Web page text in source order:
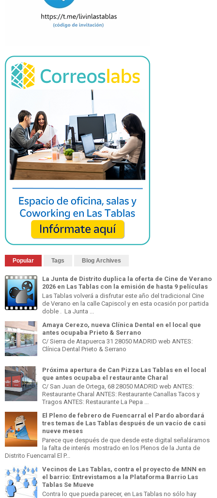
Popular Tags Blog Archives
La Junta de Distrito duplica la oferta de Cine de Verano
2026 en Las Tablas con la emisión de hasta 9 películas
Las Tablas volverá a disfrutar este año del tradicional Cine
de Verano en la calle Capiscol y en esta ocasión por partida
doble . La Junta ...
Amaya Cerezo, nueva Clínica Dental en el local que
antes ocupaba Prieto & Serrano
C/ Sierra de Atapuerca 31 28050 MADRID web ANTES:
Clínica Dental Prieto & Serrano
Próxima apertura de Can Pizza Las Tablas en el local
que antes ocupaba el restaurante Charal
C/ San Juan de Ortega, 68 28050 MADRID web ANTES:
Restaurante Charal ANTES: Restaurante Canallas Tacos y
Tragos ANTES: Restaurante La Pepa ...
El Pleno de febrero de Fuencarral el Pardo abordará
tres temas de Las Tablas después de un vacío de casi
nueve meses
Parece que después de que desde este digital señaláramos
la falta de interés mostrado en los Plenos de la Junta de
Distrito Fuencarral El P...
Vecinos de Las Tablas, contra el proyecto de MNN en
el barrio: Entrevistamos a la Plataforma Barrio Las
Tablas Se Mueve
Contra lo que pueda parecer, en Las Tablas no sólo hay